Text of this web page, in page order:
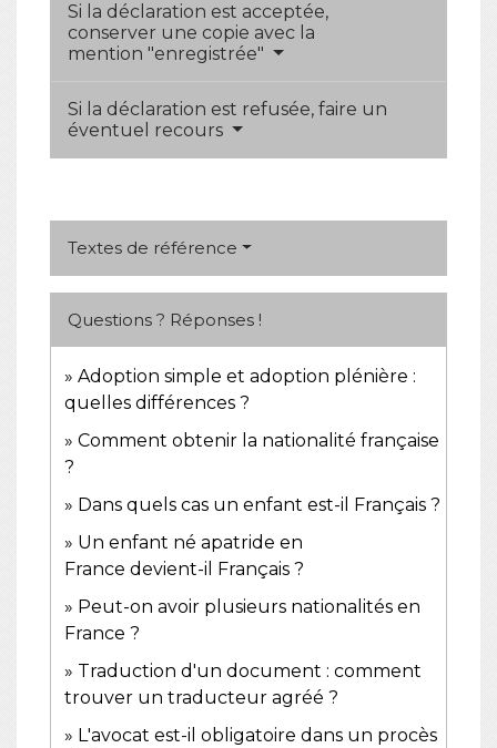
Si la déclaration est acceptée,
conserver une copie avec la
mention "enregistrée"
Si la déclaration est refusée, faire un
éventuel recours
Textes de référence
Questions ? Réponses !
Adoption simple et adoption plénière :
quelles différences ?
Comment obtenir la nationalité française
?
Dans quels cas un enfant est-il Français ?
Un enfant né apatride en
France devient-il Français ?
Peut-on avoir plusieurs nationalités en
France ?
Traduction d'un document : comment
trouver un traducteur agréé ?
L'avocat est-il obligatoire dans un procès